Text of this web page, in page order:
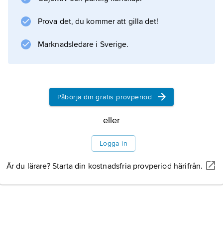
en modern industriort och har välutvecklad
service. Till sevärdheterna hör
och ett gruvmuseum.
Information om artikeln
Prova det, du kommer att gilla det!
Marknadsledare i Sverige.
Påbörja din gratis provperiod
eller
Logga in
Är du lärare? Starta din kostnadsfria provperiod härifrån.